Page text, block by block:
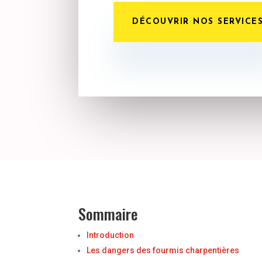
DÉCOUVRIR NOS
Sommaire
Introduction
Les dangers des fourmis charpentières